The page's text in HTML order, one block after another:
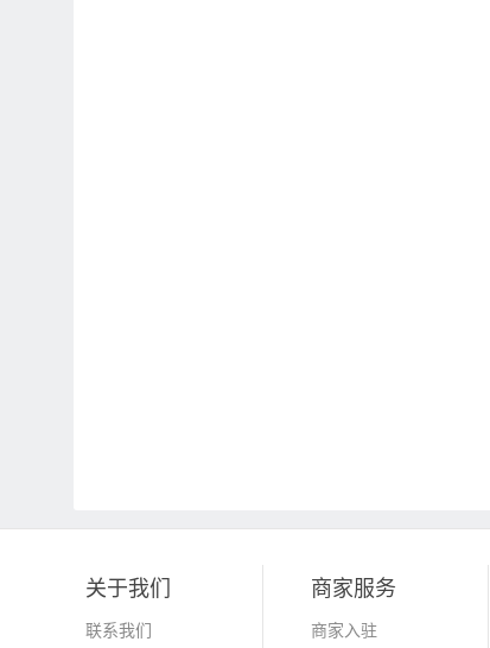
关于我们
联系我们
商家服务
商家入驻